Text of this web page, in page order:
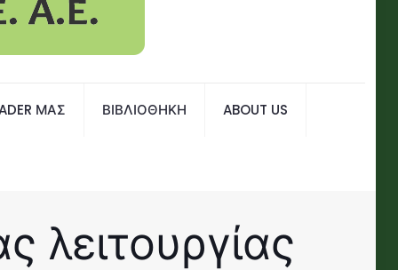
ΜΑΣ ΒΙΒΛΙΟΘΗΚΗ ABOUT US
λειτουργίας